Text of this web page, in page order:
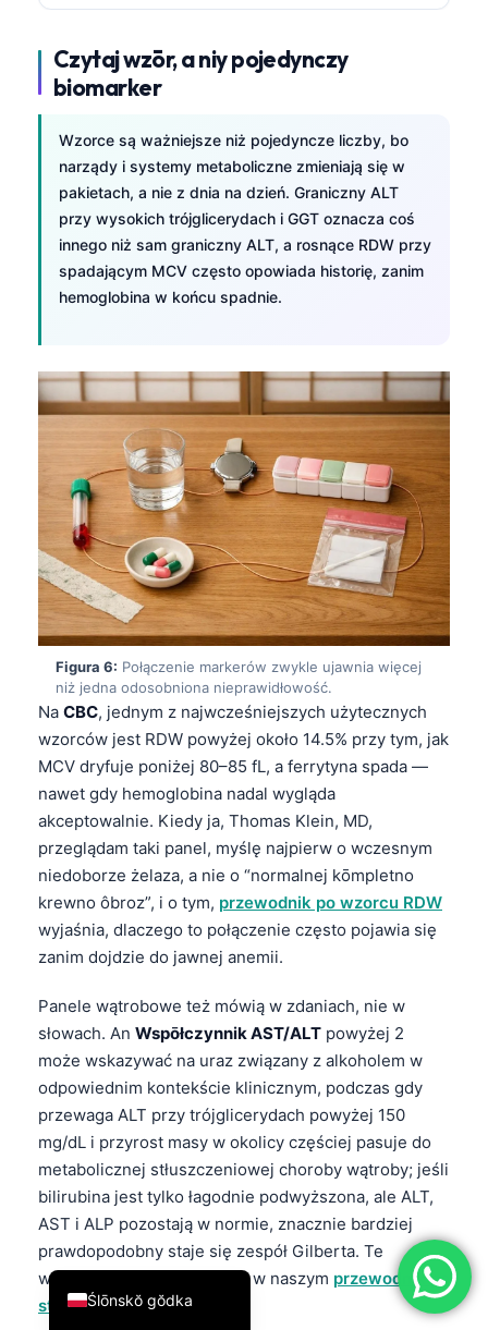
Czytaj wzōr, a niy pojedynczy
biomarker
Wzorce są ważniejsze niż pojedyncze liczby, bo
narządy i systemy metaboliczne zmieniają się w
pakietach, a nie z dnia na dzień. Graniczny ALT
przy wysokich trójglicerydach i GGT oznacza coś
innego niż sam graniczny ALT, a rosnące RDW przy
spadającym MCV często opowiada historię, zanim
hemoglobina w końcu spadnie.
Figura 6: Połączenie markerów zwykle ujawnia więcej
niż jedna odosobniona nieprawidłowość.
Na CBC, jednym z najwcześniejszych użytecznych
wzorców jest RDW powyżej około 14.5% przy tym, jak
MCV dryfuje poniżej 80–85 fL, a ferrytyna spada —
nawet gdy hemoglobina nadal wygląda
akceptowalnie. Kiedy ja, Thomas Klein, MD,
przeglądam taki panel, myślę najpierw o wczesnym
niedoborze żelaza, a nie o “normalnej kōmpletno
krewno ôbroz”, i o tym, przewodnik po wzorcu RDW
wyjaśnia, dlaczego to połączenie często pojawia się
zanim dojdzie do jawnej anemii.
Panele wątrobowe też mówią w zdaniach, nie w
słowach. An Wspōłczynnik AST/ALT powyżej 2
może wskazywać na uraz związany z alkoholem w
odpowiednim kontekście klinicznym, podczas gdy
przewaga ALT przy trójglicerydach powyżej 150
mg/dL i przyrost masy w okolicy częściej pasuje do
metabolicznej stłuszczeniowej choroby wątroby; jeśli
bilirubina jest tylko łagodnie podwyższona, ale ALT,
AST i ALP pozostają w normie, znacznie bardziej
prawdopodobny staje się zespół Gilberta. Te
wskazówki rozpakowujemy w naszym przewodnik po
stosunku AST/ALT.
Ślōnskŏ gŏdka
English
Deutsch
العربية
Français
עִבְרִית
Italiano
Português
Türkçe
Română
简体中文
فارسی
Български
Dansk
Nederlands
हिन्दी
Հայերեն
Íslenska
Српски језик
Svenska
Bosanski
Azərbaycan dili
Eesti
ქართული
Русский
Lietuvių kalba
Polski
한국어
Magyar
বাংলা